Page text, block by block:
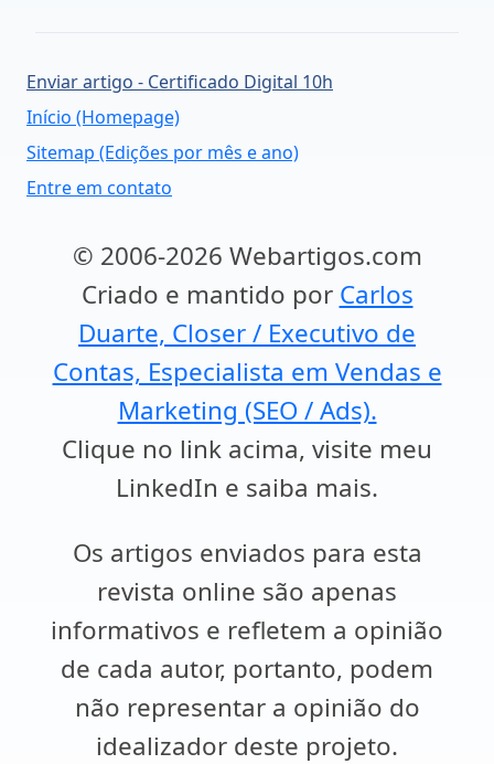
Enviar artigo - Certificado Digital 10h
Início (Homepage)
Sitemap (Edições por mês e ano)
Entre em contato
© 2006-2026 Webartigos.com
Criado e mantido por Carlos
Duarte, Closer / Executivo de
Contas, Especialista em Vendas e
Marketing (SEO / Ads).
Clique no link acima, visite meu
LinkedIn e saiba mais.
Os artigos enviados para esta
revista online são apenas
informativos e refletem a opinião
de cada autor, portanto, podem
não representar a opinião do
idealizador deste projeto.